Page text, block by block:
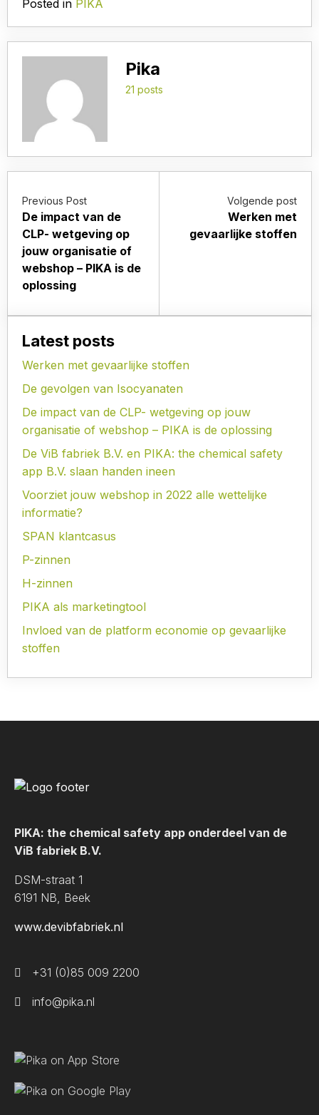
Posted in PIKA
Pika
21 posts
Previous Post
De impact van de
CLP- wetgeving op
jouw organisatie of
webshop – PIKA is de
oplossing
Volgende post
Werken met
gevaarlijke stoffen
Latest posts
Werken met gevaarlijke stoffen
De gevolgen van Isocyanaten
De impact van de CLP- wetgeving op jouw
organisatie of webshop – PIKA is de oplossing
De ViB fabriek B.V. en PIKA: the chemical safety
app B.V. slaan handen ineen
Voorziet jouw webshop in 2022 alle wettelijke
informatie?
SPAN klantcasus
P-zinnen
H-zinnen
PIKA als marketingtool
Invloed van de platform economie op gevaarlijke
stoffen
PIKA: the chemical safety app onderdeel van de
ViB fabriek B.V.
DSM-straat 1
6191 NB, Beek
www.devibfabriek.nl
+31 (0)85 009 2200
info@pika.nl